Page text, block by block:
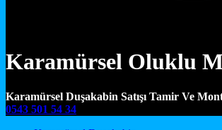
Karamürsel Oluklu
Karamürsel Duşakabin Satışı Tamir Ve
0543 501 54 34